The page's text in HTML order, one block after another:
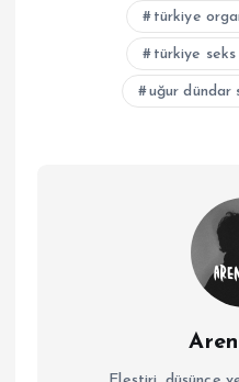
türkiye
türkiye
uğur dündar